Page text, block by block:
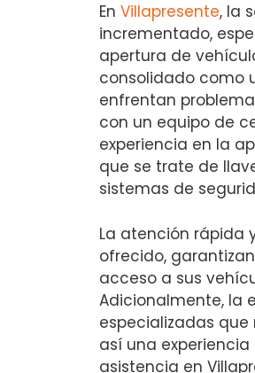
En Villapresente, la
incrementado,
apertura de
consolidado como
enfrentan
con un equipo de
experiencia en la
que se trate de
sistemas de
La atención rápida
ofrecido,
acceso a sus
Adicionalmente, la
especializadas
así una
asistencia en